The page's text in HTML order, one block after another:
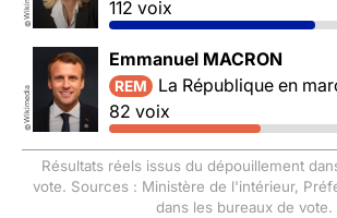
©
112 voix
©
Wikimedia
Emmanuel MACRON
REM
La République en
82 voix
Résultats réels issus du dépouillement
vote. Sources : Ministère de l'intérieur,
dans les bureaux de vote.